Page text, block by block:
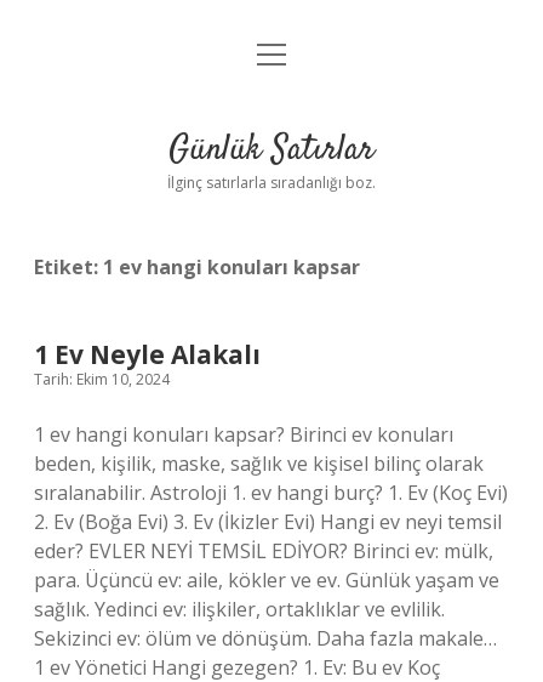
Anasayfa
Yasal Uyarı
menüyü
Günlük Satırlar
İlginç satırlarla sıradanlığı boz.
Etiket: 1 ev hangi konuları kapsar
1 Ev Neyle Alakalı
Tarih: Ekim 10, 2024
1 ev hangi konuları kapsar? Birinci ev konuları
beden, kişilik, maske, sağlık ve kişisel bilinç olarak
sıralanabilir. Astroloji 1. ev hangi burç? 1. Ev (Koç Evi)
2. Ev (Boğa Evi) 3. Ev (İkizler Evi) Hangi ev neyi temsil
eder? EVLER NEYİ TEMSİL EDİYOR? Birinci ev: mülk,
para. Üçüncü ev: aile, kökler ve ev. Günlük yaşam ve
sağlık. Yedinci ev: ilişkiler, ortaklıklar ve evlilik.
Sekizinci ev: ölüm ve dönüşüm. Daha fazla makale…
1 ev Yönetici Hangi gezegen? 1. Ev: Bu ev Koç